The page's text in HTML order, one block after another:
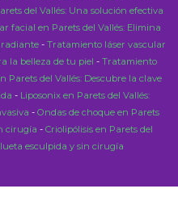
del Vallés: Una solución efectiva
facial en Parets del Vallés: Elimina
radiante- Tratamiento láser vascular
la belleza de tu piel - Tratamiento
Parets del Vallés: Descubre la clave
- Liposonix en Parets del Vallés:
- Ondas de choque en Parets
cirugía - Criolipólisis en Parets del
esculpida y sin cirugía